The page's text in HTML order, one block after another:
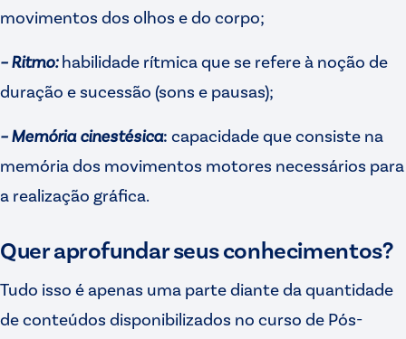
movimentos dos olhos e do corpo;
– Ritmo:habilidade rítmica que se refere à noção de
duração e sucessão (sons e pausas);
– Memória cinestésica: capacidade que consiste na
memória dos movimentos motores necessários para
a realização gráfica.
Quer aprofundar seus conhecimentos?
Tudo isso é apenas uma parte diante da quantidade
de conteúdos disponibilizados no curso de Pós-